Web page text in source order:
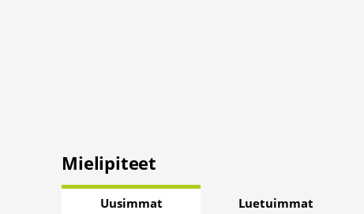
Mielipiteet
Uusimmat Luetuimmat